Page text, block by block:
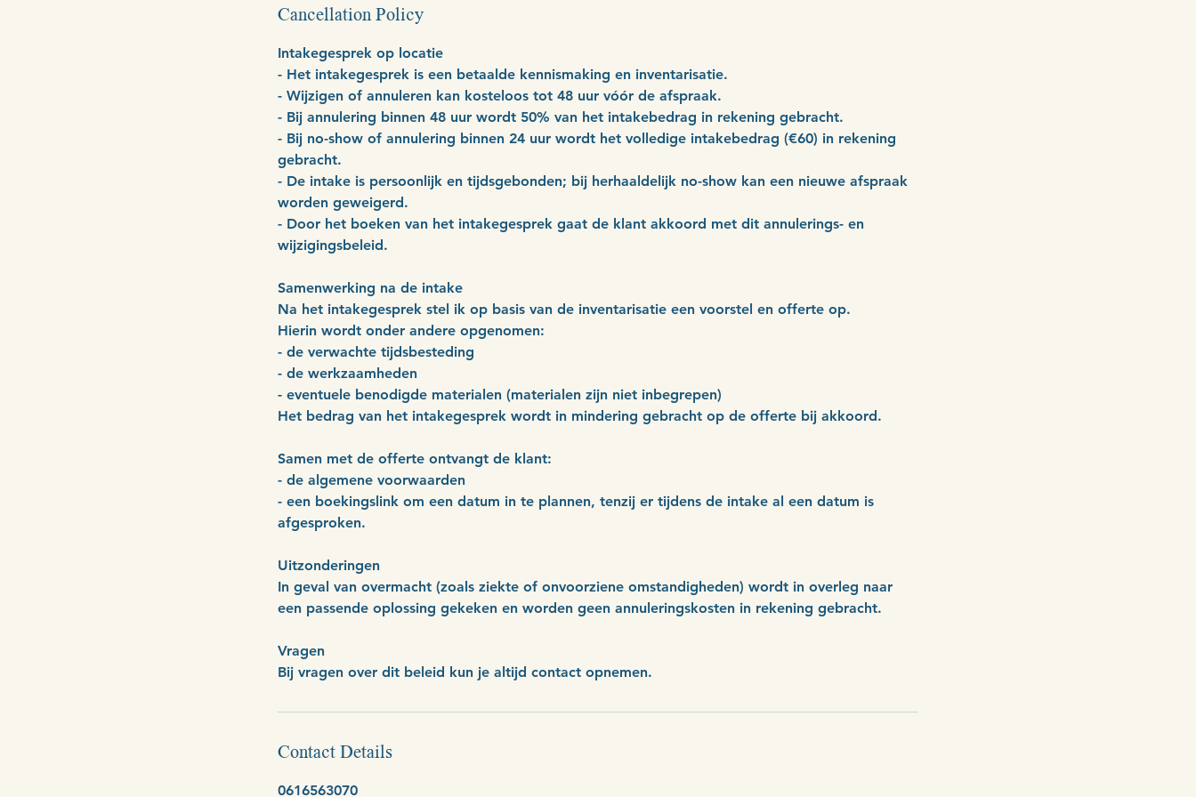
Cancellation Policy
Intakegesprek op locatie
- Het intakegesprek is een betaalde kennismaking en inventarisatie.
- Wijzigen of annuleren kan kosteloos tot 48 uur vóór de afspraak.
- Bij annulering binnen 48 uur wordt 50% van het intakebedrag in rekening gebracht.
- Bij no-show of annulering binnen 24 uur wordt het volledige intakebedrag (€60) in rekening
gebracht.
- De intake is persoonlijk en tijdsgebonden; bij herhaaldelijk no-show kan een nieuwe afspraak
worden geweigerd.
- Door het boeken van het intakegesprek gaat de klant akkoord met dit annulerings- en
wijzigingsbeleid.
Samenwerking na de intake
Na het intakegesprek stel ik op basis van de inventarisatie een voorstel en offerte op.
Hierin wordt onder andere opgenomen:
- de verwachte tijdsbesteding
- de werkzaamheden
- eventuele benodigde materialen (materialen zijn niet inbegrepen)
Het bedrag van het intakegesprek wordt in mindering gebracht op de offerte bij akkoord.
Samen met de offerte ontvangt de klant:
- de algemene voorwaarden
- een boekingslink om een datum in te plannen, tenzij er tijdens de intake al een datum is
afgesproken.
Uitzonderingen
In geval van overmacht (zoals ziekte of onvoorziene omstandigheden) wordt in overleg naar
een passende oplossing gekeken en worden geen annuleringskosten in rekening gebracht.
Vragen
Bij vragen over dit beleid kun je altijd contact opnemen.
Contact Details
0616563070